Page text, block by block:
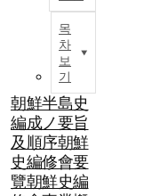
목
차
보
기
朝鮮半島史
編成ノ要旨
及順序朝鮮
史編修會要
覽朝鮮史編